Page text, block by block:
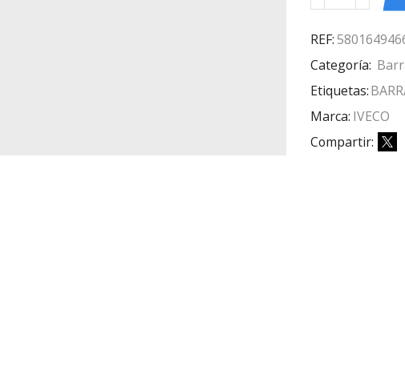
REF:
Categoría:
Etiquetas:
Marca: IVECO
Compartir: